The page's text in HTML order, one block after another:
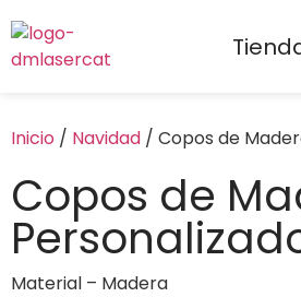
Inicio / Navidad / Copos de
Copos de
Material – Madera